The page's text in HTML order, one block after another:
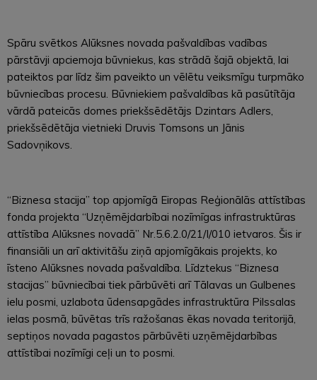
Spāru svētkos Alūksnes novada pašvaldības vadības
pārstāvji apciemoja būvniekus, kas strādā šajā objektā, lai
pateiktos par līdz šim paveikto un vēlētu veiksmīgu turpmāko
būvniecības procesu. Būvniekiem pašvaldības kā pasūtītāja
vārdā pateicās domes priekšsēdētājs Dzintars Adlers,
priekšsēdētāja vietnieki Druvis Tomsons un Jānis
Sadovņikovs.
“Biznesa stacija” top apjomīgā Eiropas Reģionālās attīstības
fonda projekta “Uzņēmējdarbībai nozīmīgas infrastruktūras
attīstība Alūksnes novadā” Nr.5.6.2.0/21/I/010 ietvaros. Šis ir
finansiāli un arī aktivitāšu ziņā apjomīgākais projekts, ko
īsteno Alūksnes novada pašvaldība. Līdztekus “Biznesa
stacijas” būvniecībai tiek pārbūvēti arī Tālavas un Gulbenes
ielu posmi, uzlabota ūdensapgādes infrastruktūra Pilssalas
ielas posmā, būvētas trīs ražošanas ēkas novada teritorijā,
septiņos novada pagastos pārbūvēti uzņēmējdarbības
attīstībai nozīmīgi ceļi un to posmi.